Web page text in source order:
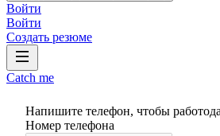
Войти
Войти
Создать резюме
Catch me
Напишите телефон, чтобы
Номер телефона